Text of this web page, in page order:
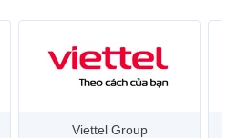
Viettel Group